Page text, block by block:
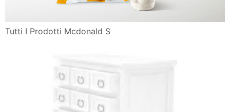
Tutti I Prodotti Mcdonald S